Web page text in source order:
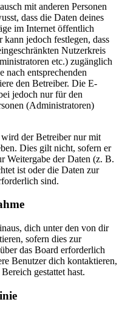
mit anderen Personen
dass die Daten deines
im Internet öffentlich
jedoch festlegen, dass
Nutzerkreis
etc.) zugänglich
nach entsprechenden
den Betreiber. Die E-
jedoch nur für den
(Administratoren)
der Betreiber nur mit
Dies gilt nicht, sofern er
Weitergabe der Daten (z. B.
ist oder die Daten zur
sind.
dich unter den von dir
sofern dies zur
das Board erforderlich
Benutzer dich kontaktieren,
gestattet hast.